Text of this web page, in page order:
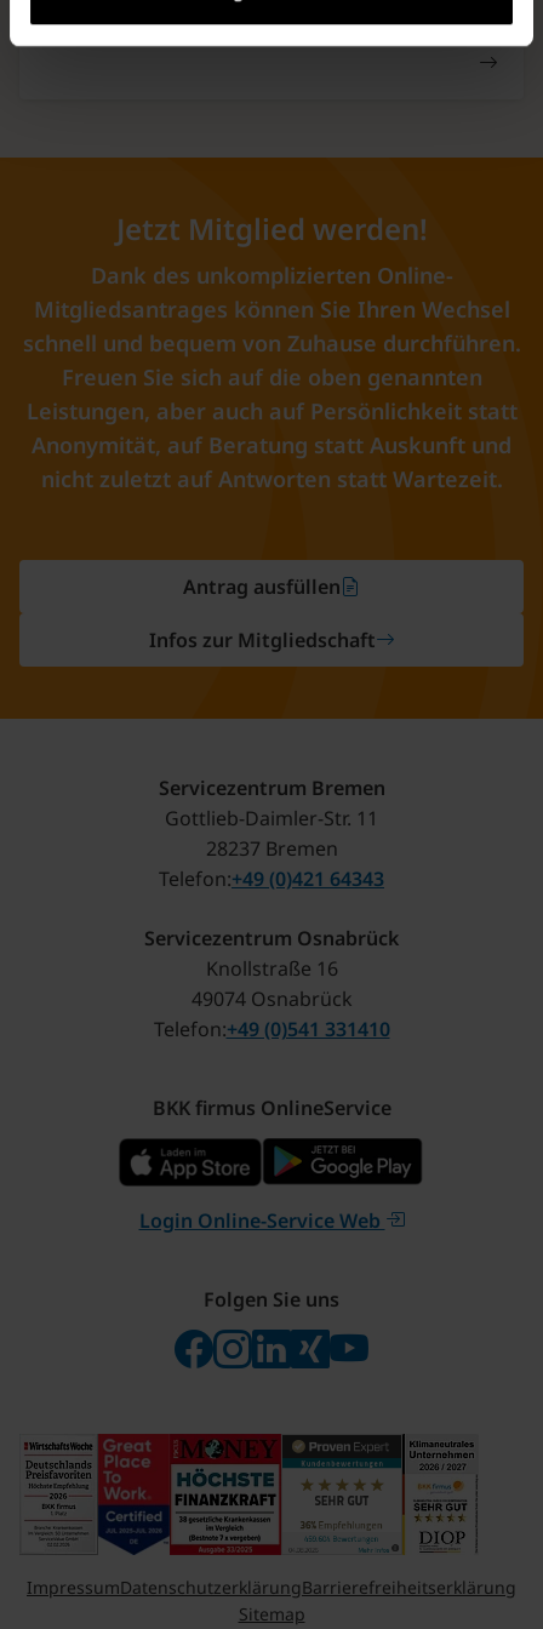
Jetzt Mitglied werden!
Dank des unkomplizierten Online-
Mitgliedsantrages können Sie Ihren Wechsel
schnell und bequem von Zuhause durchführen.
Freuen Sie sich auf die oben genannten
Leistungen, aber auch auf Persönlichkeit statt
Anonymität, auf Beratung statt Auskunft und
nicht zuletzt auf Antworten statt Wartezeit.
Antrag ausfüllen
Infos zur Mitgliedschaft
Servicezentrum Bremen
Gottlieb-Daimler-Str. 11
28237 Bremen
Telefon +49 (0)421 64343
Servicezentrum Osnabrück
Knollstraße 16
49074 Osnabrück
Telefon +49 (0)541 331410
BKK firmus OnlineService
Login Online-Service Web
Folgen Sie uns
Folgen Sie uns auf Facebook
Folgen Sie uns auf Instagram
Besuchen Sie uns bei
Besuchen Sie uns bei
Besuchen Sie uns
ImpressumDatenschutzerklärungBarrierefreiheitserklärung
Sitemap